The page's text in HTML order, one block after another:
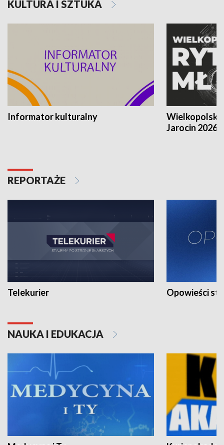
KULTURA I SZTUKA
Informator kulturalny
Jarocin 2026
REPORTAŻE
Telekurier Opowieści
NAUKA I EDUKACJA